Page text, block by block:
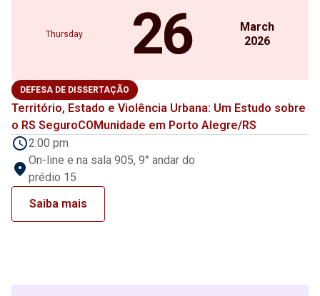
Thursday 26
March
2026
DEFESA DE DISSERTAÇÃO
Território, Estado e Violência Urbana: Um Estudo sobre
o RS SeguroCOMunidade em Porto Alegre/RS
2:00 pm
On-line e na sala 905, 9° andar do
prédio 15
Saiba mais